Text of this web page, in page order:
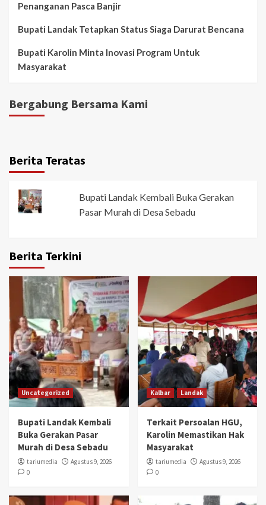
Penanganan Pasca Banjir
Bupati Landak Tetapkan Status Siaga Darurat Bencana
Bupati Karolin Minta Inovasi Program Untuk
Masyarakat
Bergabung Bersama Kami
Berita Teratas
Bupati Landak Kembali Buka Gerakan
Pasar Murah di Desa Sebadu
Berita Terkini
Uncategorized
Bupati Landak Kembali
Buka Gerakan Pasar
Murah di Desa Sebadu
tariumedia
Agustus 9, 2026
0
Kalbar Landak
Terkait Persoalan HGU,
Karolin Memastikan Hak
Masyarakat
tariumedia
Agustus 9, 2026
0